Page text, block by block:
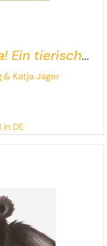
Ein tierisch
& Katja Jäger
in DE